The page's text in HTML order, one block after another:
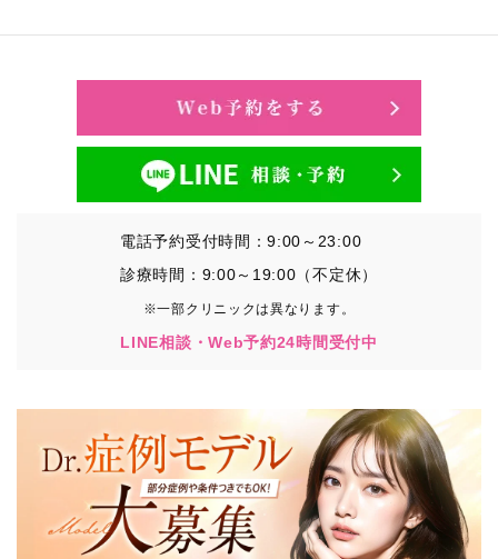
①TCBグループが患者様から取得する情報
・その他、特定の個人を識別することができる情報
②TCBグループが各種サービスの利用に関連して取得す
日時、閲覧履歴等に関連する情報
（これには、Cookie情報、アクセスログ等の利用状況に
関する情報を含みます。）
③TCBグループが第三者から間接的に収集する情報
患者様の同意を得た上で、以下の情報をパブリックDMP
・患者様の閲覧履歴、端末等の情報
【利用目的】
TCBグループは取得情報を以下の目的で利用いたしま
す。
電話予約受付時間：9:00～23:00
診療時間：9:00～19:00（不定休）
※一部クリニックは異なります。
LINE相談・Web予約24時間受付中